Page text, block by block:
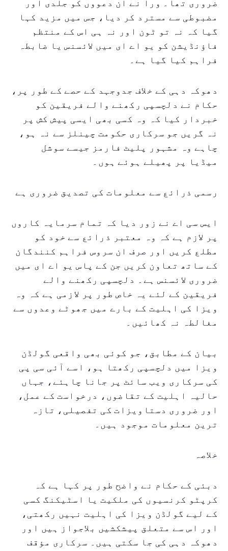
ضروری تھا۔ ورا نے ان دعووں کو جلدی اور
مضبوطی سے مسترد کر دیا، جس میں مزید کہا
گیا کہ نہ تو ٹون اور نہ ہی اس کے منتظم
فاؤنڈیشن کو یو اے ای میں لائسنس یا ضابطہ
فراہم کیا گیا ہے۔
دھوکہ دہی کے خلاف جدوجہد کے حصے کے طور پر،
حکام نے دلچسپی رکھنے والے فریقین کو
خبردار کیا کہ وہ کسی بھی ایسی پیش کش پر
نہ گریں جو سرکاری حکومت چینلز سے نہ ہو،
چاہے وہ مشہور پلیٹ فارمز جیسے سوشل
میڈیا پر پھیلے ہوئے ہوں۔
رسمی ذرائع سے معلومات کی تصدیق ضروری ہے
ایس سی اے نے زور دیا کہ تمام سرمایہ کاروں
پر لازم ہے کہ وہ معتبر ذرائع سے خود کو
مطلع کریں اور صرف ان سروس فراہم کنندگان
کے ساتھ تعاون کریں جن کے پاس یو اے ای میں
ضروری لائسنس ہے۔ دلچسپی رکھنے والے
فریقین کے لئے یہ خاص طور پر لازمی ہے کہ وہ
ویزا کی اہلیت کے بارے میں جھوٹے وعدوں سے
مغالطہ نہ کھائیں۔
بیان کے مطابق، جو کوئی بھی واقعی گولڈن
ویزا میں دلچسپی رکھتا ہو، اسے آئی سی پی
کی سرکاری ویب سائٹ پر جانا چاہئے، جہاں
حالیہ اہلیت کے تقاضوں، درخواست کے عمل،
اور ضروری دستاویزات کی تفصیلی، تازہ
ترین معلومات موجود ہیں۔
خلاصہ
دبئی کے حکام نے واضح طور پر کہا ہے کہ
کرپٹو کرنسیوں کی ملکیت یا اسٹیکنگ کسی
کے لیے گولڈن ویزا کی اہلیت نہیں رکھتی،
اور اس سے متعلق پیشکشیں بلاجواز ہیں اور
دھوکہ دہی کی جا سکتی ہیں۔ سرکاری مؤقف